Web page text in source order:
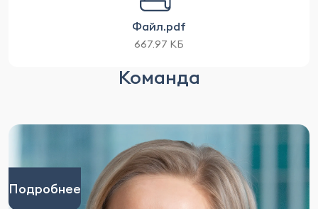
Файл.pdf
667.97 КБ
Команда
Подробнее